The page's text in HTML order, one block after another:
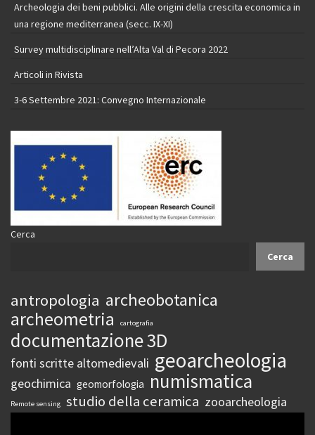
Archeologia dei beni pubblici. Alle origini della crescita economica in
una regione mediterranea (secc. IX-XI)
Survey multidisciplinare nell’Alta Val di Pecora 2022
Articoli in Rivista
3-6 Settembre 2021: Convegno Internazionale
Cerca
Cerca
antropologia archeobotanica
archeometria cartografia
documentazione 3D
fonti scritte altomedievali geoarcheologia
geochimica geomorfologia numismatica
Remote sensing studio della ceramica zooarcheologia